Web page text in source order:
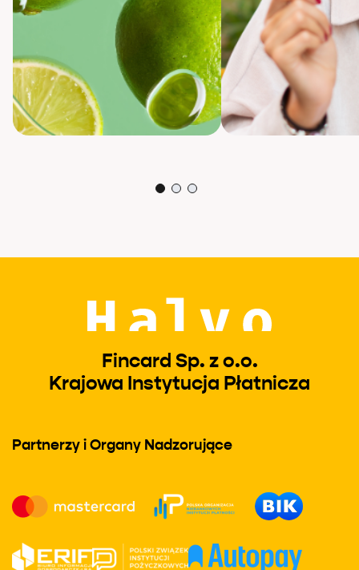
Fincard Sp. z o.o.
Krajowa Instytucja Płatnicza
Partnerzy i Organy Nadzorujące